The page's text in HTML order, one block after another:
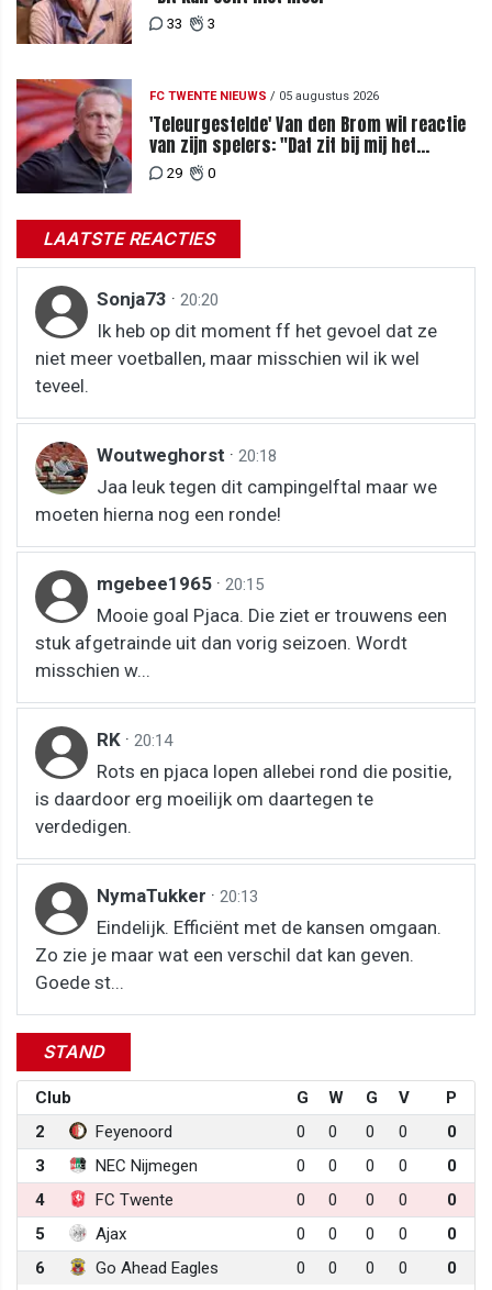
33 3
FC TWENTE NIEUWS / 05 augustus 2026
'Teleurgestelde' Van den Brom wil reactie
van zijn spelers: "Dat zit bij mij het
meeste diep"
29 0
LAATSTE REACTIES
Sonja73 · 20:20
Ik heb op dit moment ff het gevoel dat ze
niet meer voetballen, maar misschien wil ik wel
teveel.
Woutweghorst · 20:18
Jaa leuk tegen dit campingelftal maar we
moeten hierna nog een ronde!
mgebee1965 · 20:15
Mooie goal Pjaca. Die ziet er trouwens een
stuk afgetrainde uit dan vorig seizoen. Wordt
misschien w...
RK · 20:14
Rots en pjaca lopen allebei rond die positie,
is daardoor erg moeilijk om daartegen te
verdedigen.
NymaTukker · 20:13
Eindelijk. Efficiënt met de kansen omgaan.
Zo zie je maar wat een verschil dat kan geven.
Goede st...
STAND
Club G W G V
P
2
Feyenoord 0 0 0 0
0
3
NEC Nijmegen 0 0 0 0
0
4
FC Twente 0 0 0 0
0
5
Ajax 0 0 0 0
0
6
Go Ahead Eagles 0 0 0 0 0